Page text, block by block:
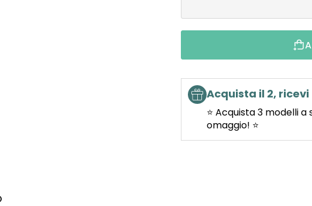
Acquista il 2, ricevi
⭐ Acquista 3 modelli
omaggio! ⭐